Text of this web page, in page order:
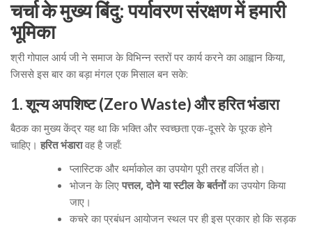
चर्चा के मुख्य बिंदु: पर्यावरण संरक्षण में हमारी
भूमिका
श्री गोपाल आर्य जी ने समाज के विभिन्न स्तरों पर कार्य करने का आह्वान किया,
जिससे इस बार का बड़ा मंगल एक मिसाल बन सके:
1. शून्य अपशिष्ट (Zero Waste) और हरित भंडारा
बैठक का मुख्य केंद्र यह था कि भक्ति और स्वच्छता एक-दूसरे के पूरक होने
चाहिए। हरित भंडारावह है जहाँ:
प्लास्टिक और थर्माकोल का उपयोग पूरी तरह वर्जित हो।
भोजन के लिए पत्तल, दोने या स्टील के बर्तनोंका उपयोग किया
जाए।
कचरे का प्रबंधन आयोजन स्थल पर ही इस प्रकार हो कि सड़क